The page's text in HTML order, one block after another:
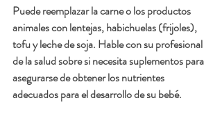
Puede reemplazar la carne o los productos
animales con lentejas, habichuelas (frijoles),
tofu y leche de soja. Hable con su profesional
de la salud sobre si necesita suplementos para
asegurarse de obtener los nutrientes
adecuados para el desarrollo de su bebé.